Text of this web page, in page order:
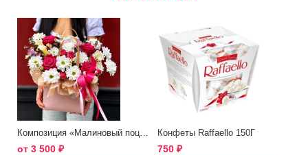
от 3 500 ₽
Конфеты Raffaello 150Г
750 ₽